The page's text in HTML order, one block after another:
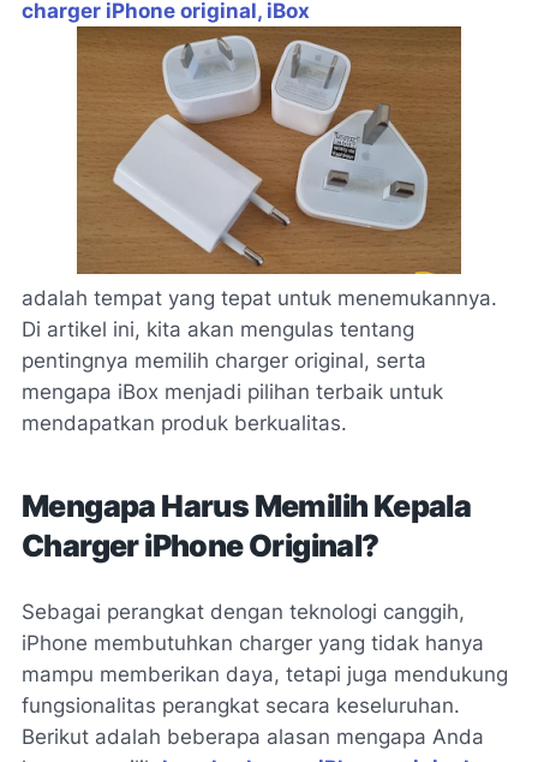
charger iPhone original, iBox
adalah tempat yang tepat untuk menemukannya.
Di artikel ini, kita akan mengulas tentang
pentingnya memilih charger original, serta
mengapa iBox menjadi pilihan terbaik untuk
mendapatkan produk berkualitas.
Mengapa Harus Memilih Kepala
Charger iPhone Original?
Sebagai perangkat dengan teknologi canggih,
iPhone membutuhkan charger yang tidak hanya
mampu memberikan daya, tetapi juga mendukung
fungsionalitas perangkat secara keseluruhan.
Berikut adalah beberapa alasan mengapa Anda